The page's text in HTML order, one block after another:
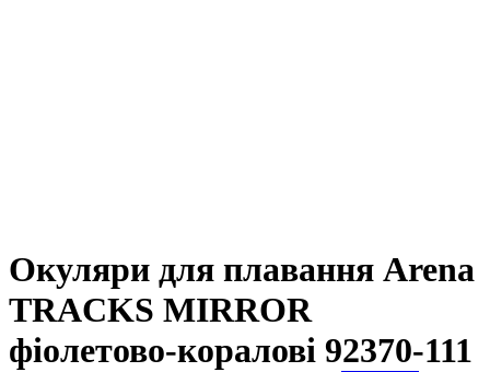
Окуляри для плавання Arena
TRACKS MIRROR
фіолетово-коралові 92370-111